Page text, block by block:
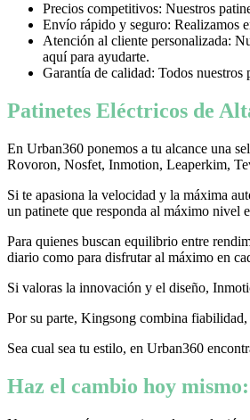
Precios competitivos: Nuestros
Envío rápido y seguro: Realizamos
Atención al cliente personalizada:
aquí para ayudarte.
Garantía de calidad: Todos nuestros
Patinetes Eléctricos de
En Urban360 ponemos a tu alcance una
Rovoron, Nosfet, Inmotion, Leaperkim,
Si te apasiona la velocidad y la máxima
un patinete que responda al máximo nivel
Para quienes buscan equilibrio entre
diario como para disfrutar al máximo en
Si valoras la innovación y el diseño,
Por su parte, Kingsong combina
Sea cual sea tu estilo, en Urban360
Haz el cambio hoy